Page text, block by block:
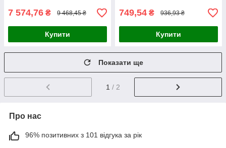
7 574,76 ₴ 9 468,45 ₴
Купити
749,54 ₴ 936,93 ₴
Купити
Показати ще
1 / 2
Про нас
96% позитивних з 101 відгука за рік